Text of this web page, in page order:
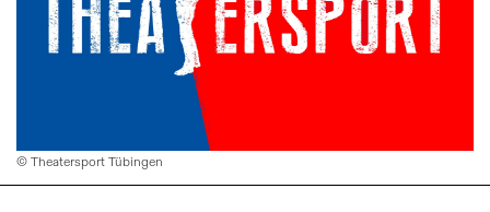
© Theatersport Tübingen